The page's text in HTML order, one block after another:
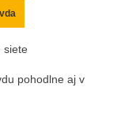
siete
pohodlne aj v